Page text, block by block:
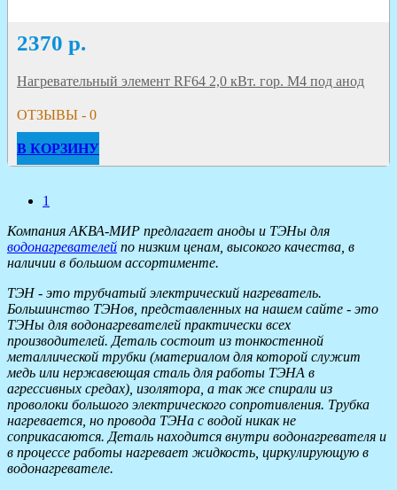
2370 р.
Нагревательный элемент RF64 2,0 кВт. гор. M4 под анод
ОТЗЫВЫ - 0
В КОРЗИНУ
1
Компания АКВА-МИР предлагает аноды и ТЭНы для
водонагревателей по низким ценам, высокого качества, в
наличии в большом ассортименте.
ТЭН - это трубчатый электрический нагреватель.
Большинство ТЭНов, представленных на нашем сайте - это
ТЭНы для водонагревателей практически всех
производителей. Деталь состоит из тонкостенной
металлической трубки (материалом для которой служит
медь или нержавеющая сталь для работы ТЭНА в
агрессивных средах), изолятора, а так же спирали из
проволоки большого электрического сопротивления. Трубка
нагревается, но провода ТЭНа с водой никак не
соприкасаются. Деталь находится внутри водонагревателя и
в процессе работы нагревает жидкость, циркулирующую в
водонагревателе.